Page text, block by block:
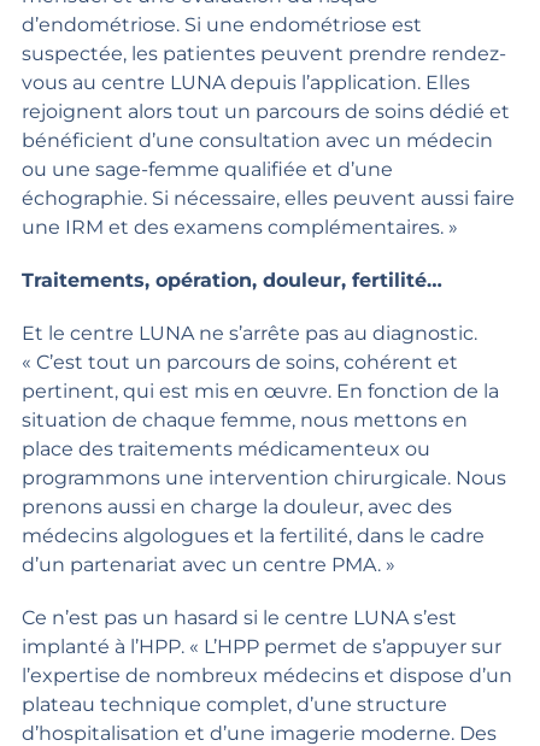
d’endométriose. Si une endométriose est
suspectée, les patientes peuvent prendre rendez-
vous au centre LUNA depuis l’application. Elles
rejoignent alors tout un parcours de soins dédié et
bénéficient d’une consultation avec un médecin
ou une sage-femme qualifiée et d’une
échographie. Si nécessaire, elles peuvent aussi faire
une IRM et des examens complémentaires. »
Traitements, opération, douleur, fertilité…
Et le centre LUNA ne s’arrête pas au diagnostic.
« C’est tout un parcours de soins, cohérent et
pertinent, qui est mis en œuvre. En fonction de la
situation de chaque femme, nous mettons en
place des traitements médicamenteux ou
programmons une intervention chirurgicale. Nous
prenons aussi en charge la douleur, avec des
médecins algologues et la fertilité, dans le cadre
d’un partenariat avec un centre PMA. »
Ce n’est pas un hasard si le centre LUNA s’est
implanté à l’HPP. « L’HPP permet de s’appuyer sur
l’expertise de nombreux médecins et dispose d’un
plateau technique complet, d’une structure
d’hospitalisation et d’une imagerie moderne. Des